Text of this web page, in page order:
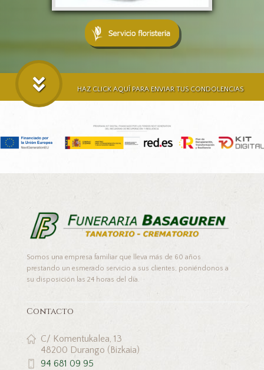
HAZ CLICK AQUÍ PARA ENVIAR TUS CONDOLENCIAS
Somos una empresa familiar que lleva más de 60 años
prestando un esmerado servicio a sus clientes, poniéndonos a
su disposición las 24 horas del día.
Contacto
C/ Komentukalea, 13
48200 Durango (Bizkaia)
94 681 09 95